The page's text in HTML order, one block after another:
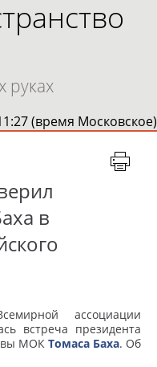
руках
(время Московское)
в
ассоциации
встреча президента
МОК Томаса Баха. Об